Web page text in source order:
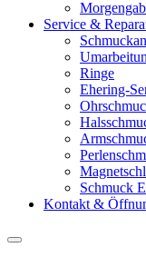
Service &
Ringe
Ehering-
Schmuck
Kontakt &